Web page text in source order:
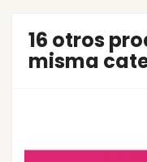
16 otros
misma